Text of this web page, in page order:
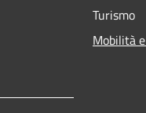
Turismo
Mobilità